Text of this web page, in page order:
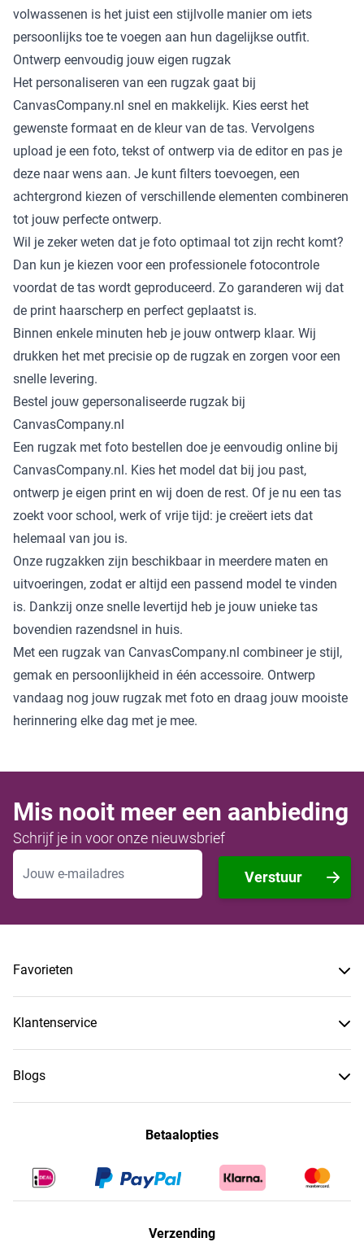
volwassenen is het juist een stijlvolle manier om iets
persoonlijks toe te voegen aan hun dagelijkse outfit.
Ontwerp eenvoudig jouw eigen rugzak
Het personaliseren van een rugzak gaat bij
CanvasCompany.nl snel en makkelijk. Kies eerst het
gewenste formaat en de kleur van de tas. Vervolgens
upload je een foto, tekst of ontwerp via de editor en pas je
deze naar wens aan. Je kunt filters toevoegen, een
achtergrond kiezen of verschillende elementen combineren
tot jouw perfecte ontwerp.
Wil je zeker weten dat je foto optimaal tot zijn recht komt?
Dan kun je kiezen voor een professionele fotocontrole
voordat de tas wordt geproduceerd. Zo garanderen wij dat
de print haarscherp en perfect geplaatst is.
Binnen enkele minuten heb je jouw ontwerp klaar. Wij
drukken het met precisie op de rugzak en zorgen voor een
snelle levering.
Bestel jouw gepersonaliseerde rugzak bij
CanvasCompany.nl
Een rugzak met foto bestellen doe je eenvoudig online bij
CanvasCompany.nl. Kies het model dat bij jou past,
ontwerp je eigen print en wij doen de rest. Of je nu een tas
zoekt voor school, werk of vrije tijd: je creëert iets dat
helemaal van jou is.
Onze rugzakken zijn beschikbaar in meerdere maten en
uitvoeringen, zodat er altijd een passend model te vinden
is. Dankzij onze snelle levertijd heb je jouw unieke tas
bovendien razendsnel in huis.
Met een rugzak van CanvasCompany.nl combineer je stijl,
gemak en persoonlijkheid in één accessoire. Ontwerp
vandaag nog jouw rugzak met foto en draag jouw mooiste
herinnering elke dag met je mee.
Mis nooit meer een aanbieding
Schrijf je in voor onze nieuwsbrief
E-mailadres
Verstuur
Favorieten
Klantenservice
Blogs
Betaalopties
Verzending